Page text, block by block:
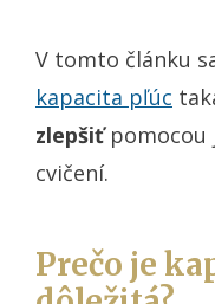
V tomto článku
kapacita pľúc
zlepšiťpomocou
cvičení.
Prečo je